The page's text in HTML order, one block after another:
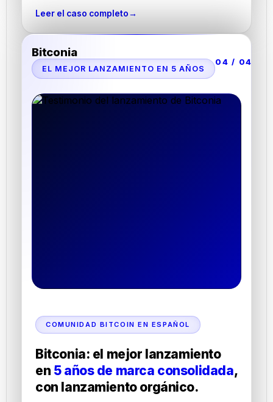
Leer el caso completo→
Bitconia
EL MEJOR LANZAMIENTO EN 5 AÑOS
04 / 04
COMUNIDAD BITCOIN EN ESPAÑOL
Bitconia: el mejor lanzamiento
en 5 años de marca consolidada,
con lanzamiento orgánico.